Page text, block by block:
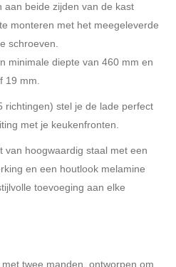
aan beide zijden van de kast
monteren met het meegeleverde
schroeven.
minimale diepte van 460 mm en
19 mm.
richtingen) stel je de lade perfect
met je keukenfronten.
van hoogwaardig staal met een
en een houtlook melamine
toevoeging aan elke
twee manden, ontworpen om